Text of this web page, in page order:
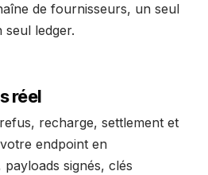
de fournisseurs, un seul
ledger.
réel
recharge, settlement et
endpoint en
payloads signés, clés